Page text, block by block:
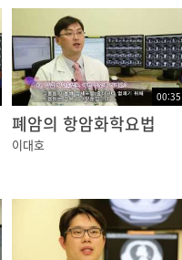
00:35
폐암의 항암화학요법
이대호